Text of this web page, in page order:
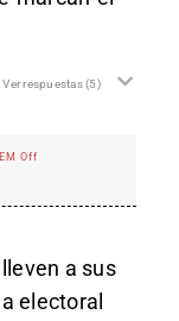
Ver respuestas(5)
EM Off
a sus
electoral